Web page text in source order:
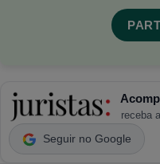
receba
Seguir no Google